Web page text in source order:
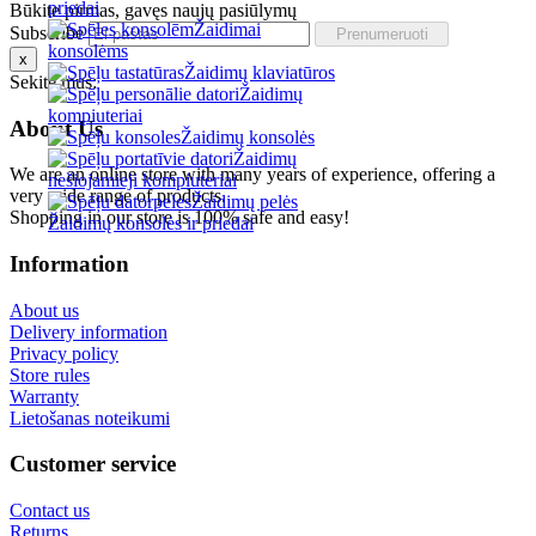
priedai
Žaidimai
konsolėms
Žaidimų klaviatūros
Žaidimų
kompiuteriai
Žaidimų konsolės
Žaidimų
nešiojamieji kompiuteriai
Žaidimų pelės
Žaidimų konsolės ir priedai
Būkite pirmas, gavęs naujų pasiūlymų
Subscribe
x
Sekite mus:
About Us
We are an online store with many years of experience, offering a
very wide range of products.
Shopping in our store is 100% safe and easy!
Information
About us
Delivery information
Privacy policy
Store rules
Warranty
Lietošanas noteikumi
Customer service
Contact us